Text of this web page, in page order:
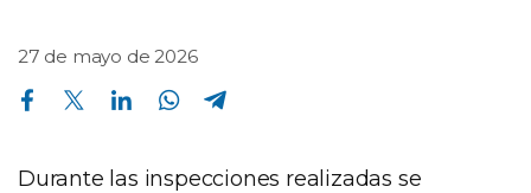
27 de mayo de 2026
Compartir en Facebook Compartir en Twitter Compartir en Linkedin Compartir en Whatsapp
Durante las inspecciones realizadas se